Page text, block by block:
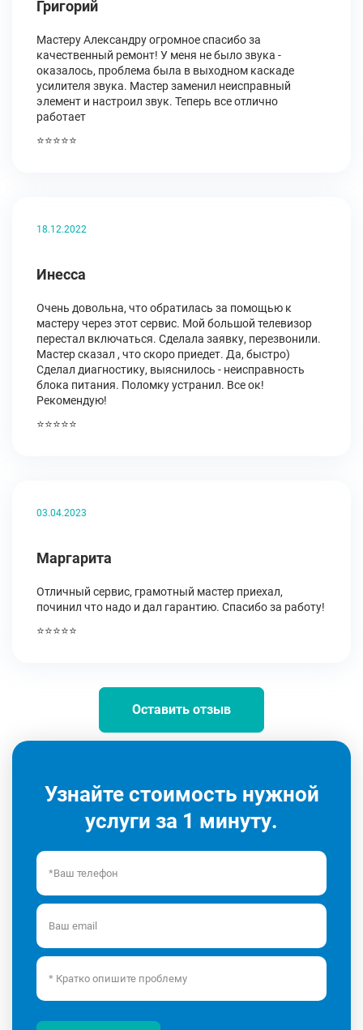
Григорий
Мастеру Александру огромное спасибо за
качественный ремонт! У меня не было звука -
оказалось, проблема была в выходном каскаде
усилителя звука. Мастер заменил неисправный
элемент и настроил звук. Теперь все отлично
работает
⭐⭐⭐⭐⭐
18.12.2022
Инесса
Очень довольна, что обратилась за помощью к
мастеру через этот сервис. Мой большой телевизор
перестал включаться. Сделала заявку, перезвонили.
Мастер сказал , что скоро приедет. Да, быстро)
Сделал диагностику, выяснилось - неисправность
блока питания. Поломку устранил. Все ок!
Рекомендую!
⭐⭐⭐⭐⭐
03.04.2023
Маргарита
Отличный сервис, грамотный мастер приехал,
починил что надо и дал гарантию. Спасибо за работу!
⭐⭐⭐⭐⭐
Оставить отзыв
Узнайте стоимость нужной
услуги за 1 минуту.